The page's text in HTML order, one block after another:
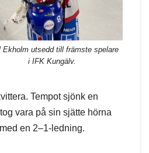
Ekholm utsedd till främste spelare
i IFK Kungälv.
Tempot sjönk en
vara på sin sjätte hörna
en 2–1-ledning.